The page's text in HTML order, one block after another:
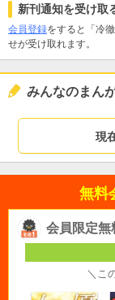
新刊通知を受け取
会員登録をすると「冷
せが受け取れます。
みんなのまん
現
無料
会員限定無
＼こ